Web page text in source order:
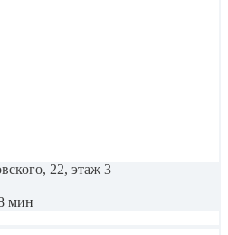
22, этаж 3
мин